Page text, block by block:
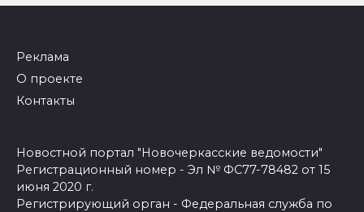
Реклама
О проекте
Контакты
Новостной портал "Новочеркасские ведомости"
Регистрационный номер - Эл № ФС77-78482 от 15
июня 2020 г.
Регистрирующий орган - Федеральная служба по